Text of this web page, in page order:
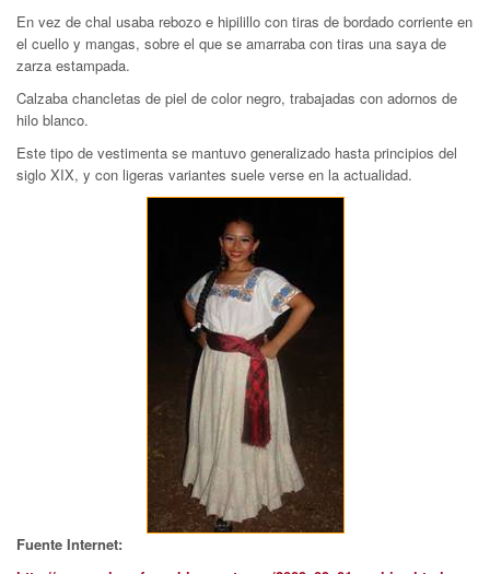
En vez de chal usaba rebozo e hipilillo con tiras de bordado corriente en
el cuello y mangas, sobre el que se amarraba con tiras una saya de
zarza estampada.
Calzaba chancletas de piel de color negro, trabajadas con adornos de
hilo blanco.
Este tipo de vestimenta se mantuvo generalizado hasta principios del
siglo XIX, y con ligeras variantes suele verse en la actualidad.
Fuente Internet: